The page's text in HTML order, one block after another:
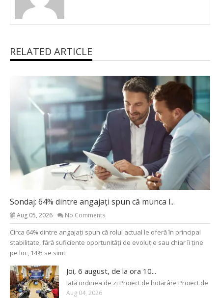
RELATED ARTICLE
Sondaj: 64% dintre angajați spun că munca l...
Aug 05, 2026 No Comments
Circa 64% dintre angajați spun că rolul actual le oferă în principal
stabilitate, fără suficiente oportunități de evoluție sau chiar îi ține
pe loc, 14% se simt
Joi, 6 august, de la ora 10...
Iată ordinea de zi Proiect de hotărâre Proiect de
Aug 04, 2026